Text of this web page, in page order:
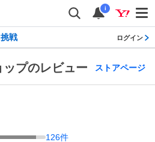
i
戦 ログイン
プのレビュー ストアページ
126件